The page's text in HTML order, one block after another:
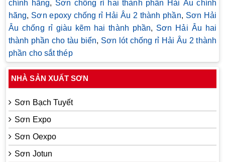
chính hãng, Sơn chống rỉ hai thành phần Hải Âu chính
hãng, Sơn epoxy chống rỉ Hải Âu 2 thành phần, Sơn Hải
Âu chống rỉ giàu kẽm hai thành phần, Sơn Hải Âu hai
thành phần cho tàu biển, Sơn lót chống rỉ Hải Âu 2 thành
phần cho sắt thép
NHÀ SẢN XUẤT SƠN
Sơn Bạch Tuyết
Sơn Expo
Sơn Oexpo
Sơn Jotun